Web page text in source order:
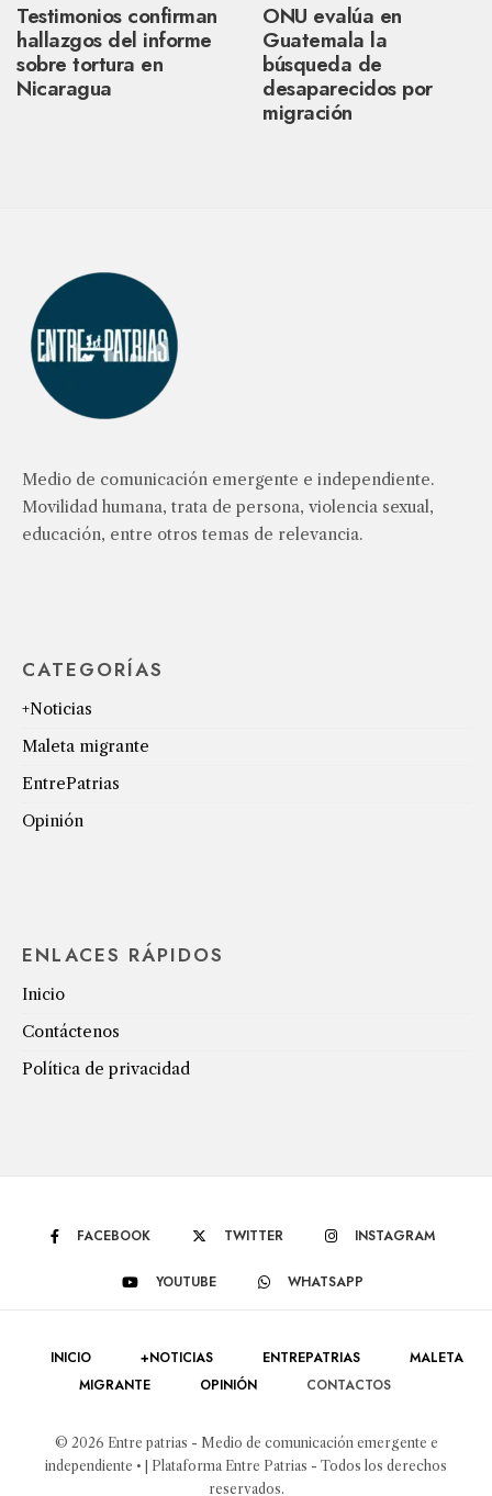
Testimonios confirman
hallazgos del informe
sobre tortura en
Nicaragua
ONU evalúa en
Guatemala la
búsqueda de
desaparecidos por
migración
Medio de comunicación emergente e independiente.
Movilidad humana, trata de persona, violencia sexual,
educación, entre otros temas de relevancia.
CATEGORÍAS
+Noticias
Maleta migrante
EntrePatrias
Opinión
ENLACES RÁPIDOS
Inicio
Contáctenos
Política de privacidad
FACEBOOK TWITTER INSTAGRAM
YOUTUBE WHATSAPP
INICIO +NOTICIAS ENTREPATRIAS
MALETA
MIGRANTE
OPINIÓN CONTACTOS
© 2026 Entre patrias - Medio de comunicación emergente e
independiente • | Plataforma Entre Patrias - Todos los derechos
reservados.